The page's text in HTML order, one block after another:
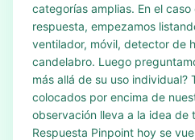
categorías amplias. En el
respuesta, empezamos
ventilador, móvil, detector de
candelabro. Luego
más allá de su uso individual?
colocados por encima de
observación lleva a la idea de
Respuesta Pinpoint hoy se